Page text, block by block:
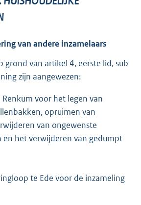
van andere inzamelaars
grond van artikel 4, eerste lid, sub
zijn aangewezen:
Renkum voor het legen van
opruimen van
van ongewenste
en het verwijderen van gedumpt
te Ede voor de inzameling